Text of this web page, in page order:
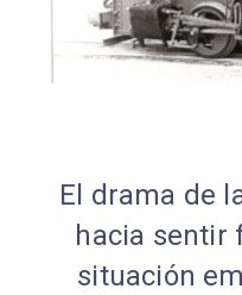
El drama de
hacia sentir
situación